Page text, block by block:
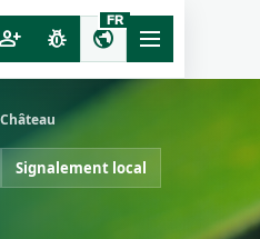
person_add pest_control public
FR
Signalement local